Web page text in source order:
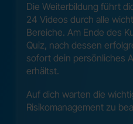
Die Weiterbildung führt
24 Videos durch alle
Bereiche. Am Ende des
Quiz, nach dessen
sofort dein persönliches
erhältst.
Auf dich warten die
Risikomanagement zu